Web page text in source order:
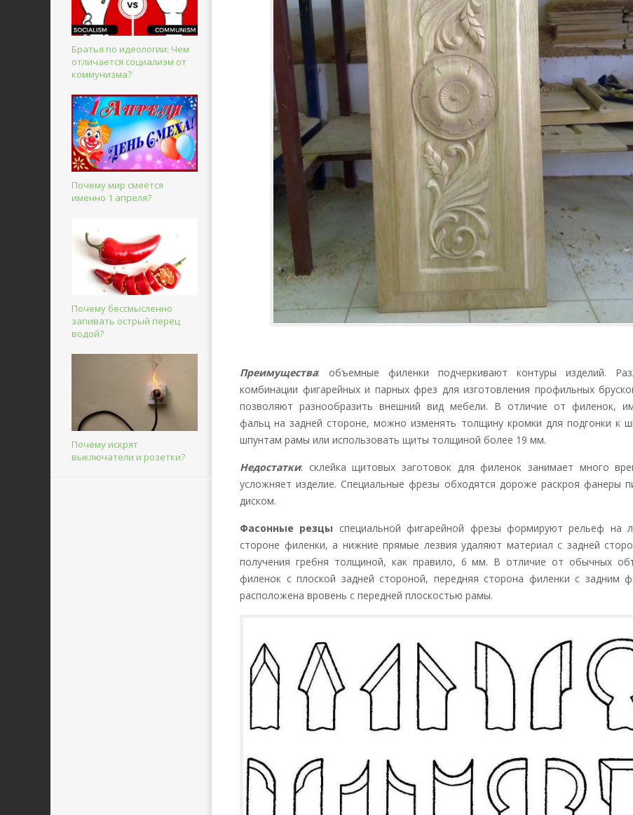
Преимущества: объемные филенки подчеркивают контуры изделий.
комбинации фигарейных и парных фрез для изготовления профильных
позволяют разнообразить внешний вид мебели. В отличие от филенок,
фальц на задней стороне, можно изменять толщину кромки для подгонки к
шпунтам рамы или использовать щиты толщиной более 19 мм.
Недостатки: склейка щитовых заготовок для филенок занимает много
усложняет изделие. Специальные фрезы обходятся дороже раскроя фанеры
диском.
Фасонные резцы специальной фигарейной фрезы формируют рельеф на
стороне филенки, а нижние прямые лезвия удаляют материал с задней
получения гребня толщиной, как правило, 6 мм. В отличие от обычных
филенок с плоской задней стороной, передняя сторона филенки с задним
расположена вровень с передней плоскостью рамы.
Братья по идеологии: Чем
отличается социализм от
коммунизма?
Почему мир смеётся
именно 1 апреля?
Почему бессмысленно
запивать острый перец
водой?
Почему искрят
выключатели и розетки?